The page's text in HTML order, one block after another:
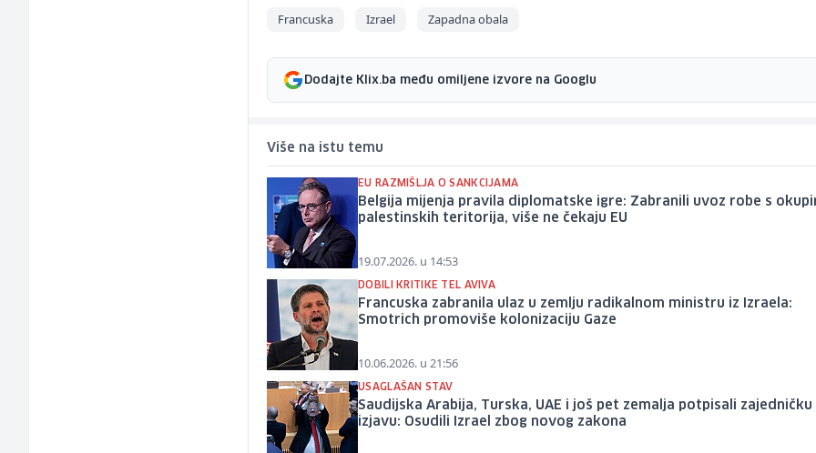
Francuska Izrael Zapadna obala
Dodajte Klix.ba među omiljene izvore na Googlu
Više na istu temu
EU RAZMIŠLJA O SANKCIJAMA
Belgija mijenja pravila diplomatske igre: Zabranili uvoz robe s
palestinskih teritorija, više ne čekaju EU
19.07.2026. u 14:53
DOBILI KRITIKE TEL AVIVA
Francuska zabranila ulaz u zemlju radikalnom ministru iz Izraela:
Smotrich promoviše kolonizaciju Gaze
10.06.2026. u 21:56
USAGLAŠAN STAV
Saudijska Arabija, Turska, UAE i još pet zemalja potpisali zajedničku
izjavu: Osudili Izrael zbog novog zakona